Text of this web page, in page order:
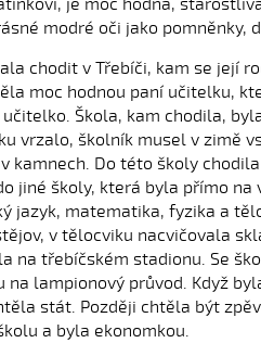
je moc hodná,
modré oči jako pomněnky,
chodit v Třebíči, kam se její
moc hodnou paní učitelku,
Škola, kam chodila,
vrzalo, školník musel v zimě
kamnech. Do této školy
jiné školy, která byla přímo na
jazyk, matematika, fyzika a
v tělocviku nacvičovala
na třebíčském stadionu. Se
na lampionový průvod. Když
stát. Později chtěla být
a byla ekonomkou.